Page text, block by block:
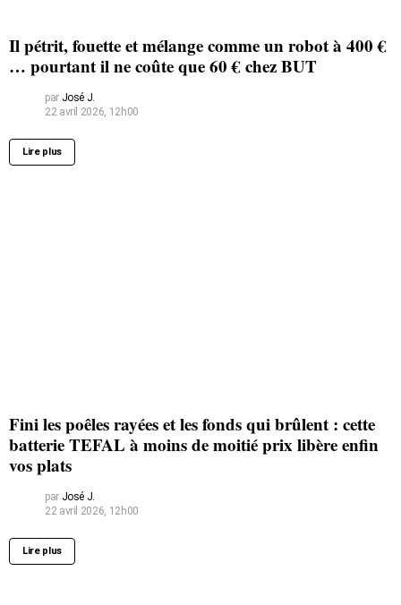
Il pétrit, fouette et mélange comme un robot à 400 €
… pourtant il ne coûte que 60 € chez BUT
par José J.
22 avril 2026, 12h00
Lire plus
Fini les poêles rayées et les fonds qui brûlent : cette
batterie TEFAL à moins de moitié prix libère enfin
vos plats
par José J.
22 avril 2026, 12h00
Lire plus